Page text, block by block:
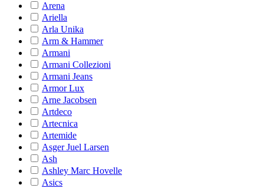
Arena
Ariella
Arla Unika
Arm & Hammer
Armani
Armani Collezioni
Armani Jeans
Armor Lux
Arne Jacobsen
Artdeco
Artecnica
Artemide
Asger Juel Larsen
Ash
Ashley Marc Hovelle
Asics